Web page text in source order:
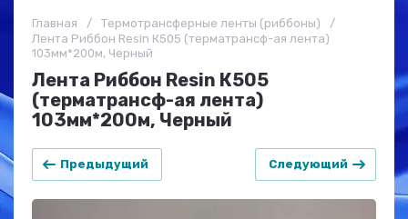
Главная / Термотрансферные ленты (риббоны)
/
Лента Риббон Resin К505 (терматрансф-ая лента)
103мм*200м, Черный
Лента Риббон Resin К505
(терматрансф-ая лента)
103мм*200м, Черный
Предыдущий Следующий